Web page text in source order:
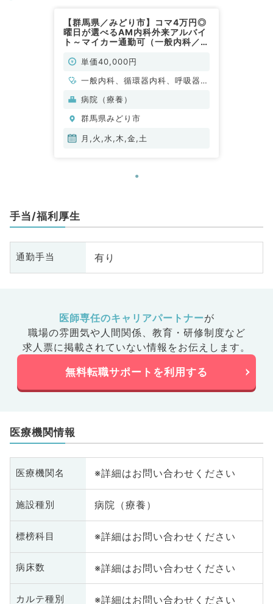
【群馬県／みどり市】コマ4万円◎
曜日が選べるAM内科外来アルバイ
ト～マイカー通勤可（一般内科／非
単価40,000円
一般内科、循環器内科、呼吸器内
科、消化器内科、内分泌・代謝内
科
病院（療養）
群馬県みどり市
月,火,水,木,金,土
手当/福利厚生
通勤手当 有り
医師専任のキャリアパートナーが
職場の雰囲気や人間関係、 教育・研修制度など
求人票に掲載されていない情報をお伝えします。
無料転職サポートを利用する
医療機関情報
医療機関名 ※詳細はお問い合わせください
施設種別 病院（療養）
標榜科目 ※詳細はお問い合わせください
病床数 ※詳細はお問い合わせください
カルテ種別 ※詳細はお問い合わせください